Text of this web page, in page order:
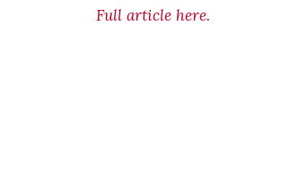
Full article here.